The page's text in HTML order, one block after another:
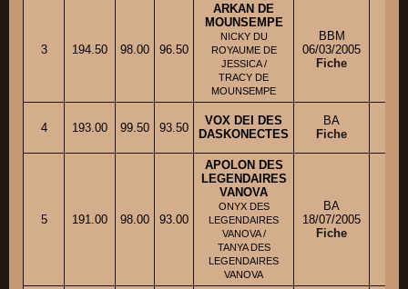
3 194.50 98.00 96.50
ARKAN DE
MOUNSEMPE
NICKY DU
ROYAUME DE
JESSICA /
TRACY DE
MOUNSEMPE
BBM
06/03/2005
Fiche
4 193.00 99.50 93.50
VOX DEI DES
DASKONECTES
BA
Fiche
5 191.00 98.00 93.00
APOLON DES
LEGENDAIRES
VANOVA
ONYX DES
LEGENDAIRES
VANOVA /
TANYA DES
LEGENDAIRES
VANOVA
BA
18/07/2005
Fiche